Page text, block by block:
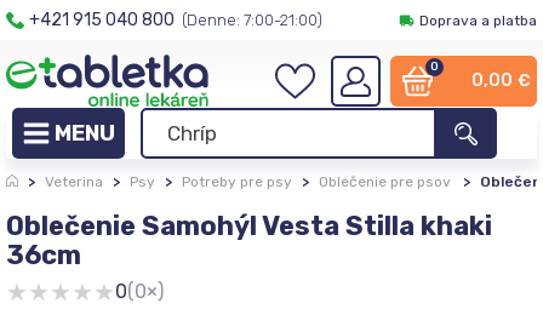
+421 915 040 800 (Denne: 7:00-21:00) Doprava a platba
0
0,00 €
> Veterina > Psy > Potreby pre psy > Oblečenie pre psov >
Oblečenie Samohýl Vesta Stilla khaki
36cm
★★★★★0(0×)